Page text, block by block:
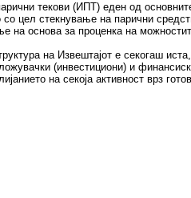
текови (ИПТ) еден од
цел стекнување на парични
на основа за проценка на
на Извештајот е секогаш
(инвестициони) и
на секоја активност врз